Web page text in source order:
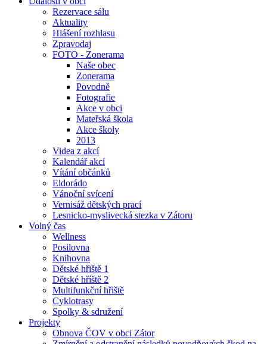
Rezervace sálu
Aktuality
Hlášení rozhlasu
Zpravodaj
FOTO - Zonerama
Naše obec
Zonerama
Povodně
Fotografie
Akce v obci
Mateřská škola
Akce školy
2013
Videa z akcí
Kalendář akcí
Vítání občánků
Eldorádo
Vánoční svícení
Vernisáž dětských prací
Lesnicko-myslivecká stezka v Zátoru
Volný čas
Wellness
Posilovna
Knihovna
Dětské hřiště 1
Dětské hříště 2
Multifunkční hřiště
Cyklotrasy
Spolky & sdružení
Projekty
Obnova ČOV v obci Zátor